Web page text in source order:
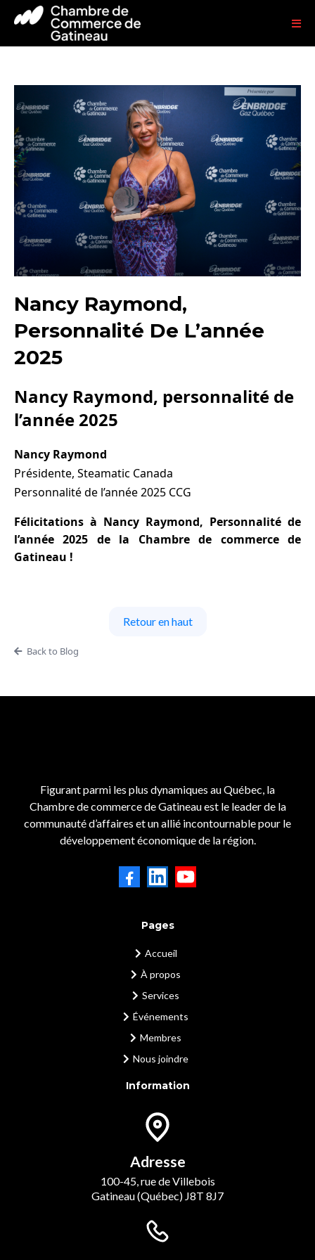
Nancy Raymond,
Personnalité De L’année
2025
Nancy Raymond, personnalité de
l’année 2025
Nancy Raymond
Présidente, Steamatic Canada
Personnalité de l’année 2025 CCG
Félicitations à Nancy Raymond, Personnalité de
l’année 2025 de la Chambre de commerce de
Gatineau !
Retour en haut
Back to Blog
Figurant parmi les plus dynamiques au Québec, la
Chambre de commerce de Gatineau est le leader de la
communauté d’affaires et un allié incontournable pour le
développement économique de la région.
Pages
Accueil
À propos
Services
Événements
Membres
Nous joindre
Information
Adresse
100-45, rue de Villebois
Gatineau (Québec) J8T 8J7